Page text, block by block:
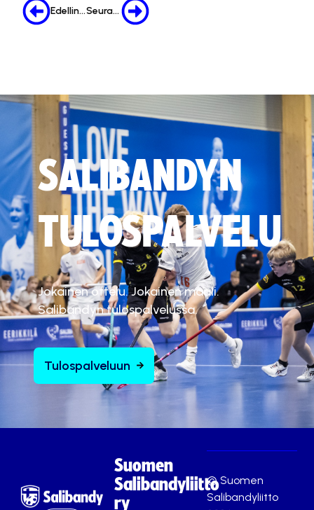
Edellinen Seuraava
SALIBANDYN
TULOSPALVELU
Jokainen ottelu. Jokainen maali.
Salibandyn tulospalvelussa.
Tulospalveluun
Suomen
Salibandyliitto
ry
© Suomen
Salibandyliitto